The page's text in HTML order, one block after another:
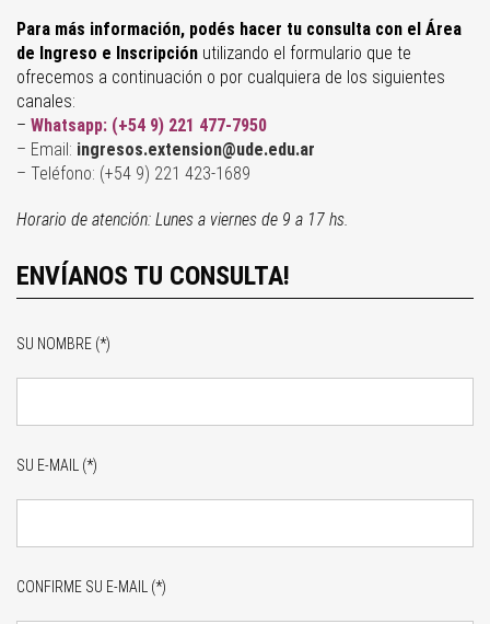
Para más información, podés hacer tu consulta con el Área
de Ingreso e Inscripción utilizando el formulario que te
ofrecemos a continuación o por cualquiera de los siguientes
canales:
– Whatsapp: (+54 9) 221 477-7950
– Email: ingresos.extension@ude.edu.ar
– Teléfono: (+54 9) 221 423-1689
Horario de atención: Lunes a viernes de 9 a 17 hs.
ENVÍANOS TU CONSULTA!
SU NOMBRE (*)
SU E-MAIL (*)
CONFIRME SU E-MAIL (*)